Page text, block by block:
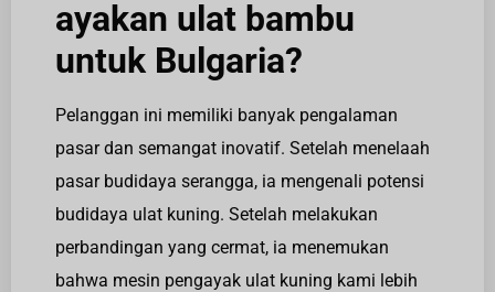
ayakan ulat bambu
untuk Bulgaria?
Pelanggan ini memiliki banyak pengalaman
pasar dan semangat inovatif. Setelah menelaah
pasar budidaya serangga, ia mengenali potensi
budidaya ulat kuning. Setelah melakukan
perbandingan yang cermat, ia menemukan
bahwa mesin pengayak ulat kuning kami lebih